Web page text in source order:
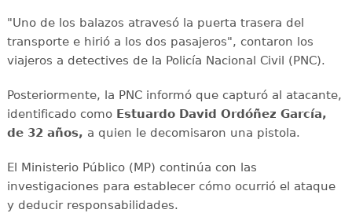
"Uno de los balazos atravesó la puerta trasera del
transporte e hirió a los dos pasajeros", contaron los
viajeros a detectives de la Policía Nacional Civil (PNC).
Posteriormente, la PNC informó que capturó al atacante,
identificado como Estuardo David Ordóñez García,
de 32 años, a quien le decomisaron una pistola.
El Ministerio Público (MP) continúa con las
investigaciones para establecer cómo ocurrió el ataque
y deducir responsabilidades.